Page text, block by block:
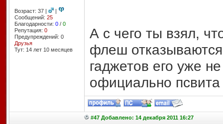
Возраст: 37 |
|
Сообщений: 25
Благодарности: 0/ 0
Репутация: 0
Предупреждений: 0
Друзья
Тут: 14 лет 10 месяцев
А с чего ты взял,
флеш
гаджетов его уже
официально псвита
#47 Добавлено: 14 декабря 2011 16:27